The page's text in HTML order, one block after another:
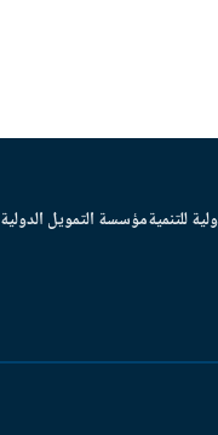
للتنميةمؤسسة التمويل الدولية